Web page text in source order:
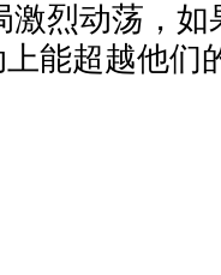
激烈动荡，
能超越他们